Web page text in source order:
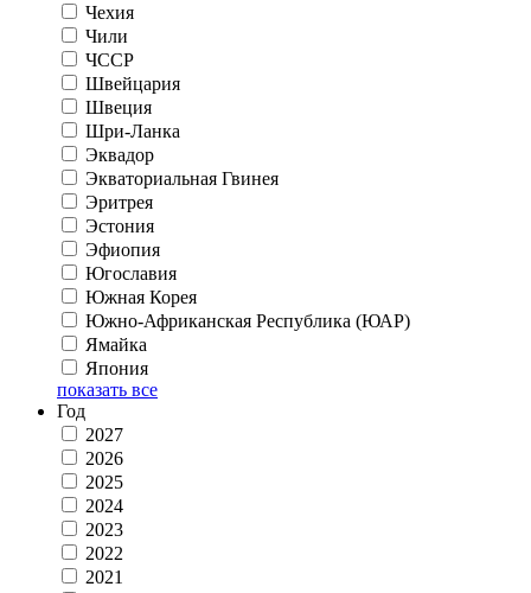
Чехия
Чили
ЧССР
Швейцария
Швеция
Шри-Ланка
Эквадор
Экваториальная Гвинея
Эритрея
Эстония
Эфиопия
Югославия
Южная Корея
Южно-Африканская Республика (ЮАР)
Ямайка
Япония
показать все
Год
2027
2026
2025
2024
2023
2022
2021